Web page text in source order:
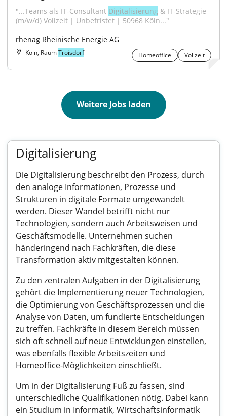
"...Teams als IT-Consultant Digitalisierung & IT-Strategie
(m/w/d) Vollzeit | Unbefristet | 50968 Köln..."
rhenag Rheinische Energie AG
Köln, RaumTroisdorf Homeoffice Vollzeit
Weitere Jobs laden
Digitalisierung
Die Digitalisierung beschreibt den Prozess, durch
den analoge Informationen, Prozesse und
Strukturen in digitale Formate umgewandelt
werden. Dieser Wandel betrifft nicht nur
Technologien, sondern auch Arbeitsweisen und
Geschäftsmodelle. Unternehmen suchen
händeringend nach Fachkräften, die diese
Transformation aktiv mitgestalten können.
Zu den zentralen Aufgaben in der Digitalisierung
gehört die Implementierung neuer Technologien,
die Optimierung von Geschäftsprozessen und die
Analyse von Daten, um fundierte Entscheidungen
zu treffen. Fachkräfte in diesem Bereich müssen
sich oft schnell auf neue Entwicklungen einstellen,
was ebenfalls flexible Arbeitszeiten und
Homeoffice-Möglichkeiten einschließt.
Um in der Digitalisierung Fuß zu fassen, sind
unterschiedliche Qualifikationen nötig. Dabei kann
ein Studium in Informatik, Wirtschaftsinformatik